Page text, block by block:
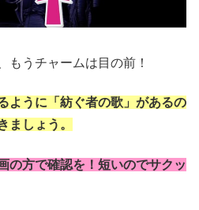
もうチャームは目の前！
ように「紡ぐ者の歌」があるの
ましょう。
の方で確認を！短いのでサクッ